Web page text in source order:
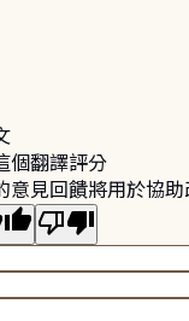
個翻譯評分
意見回饋將用於協